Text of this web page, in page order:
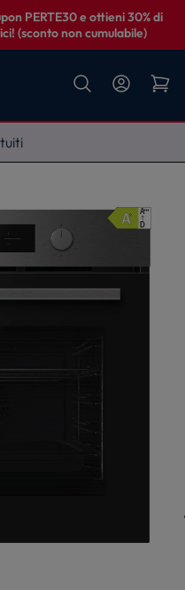
PERTE30 e ottieni 30% di
(sconto non cumulabile)
garanzia